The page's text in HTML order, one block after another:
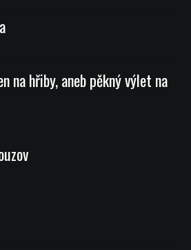
na hřiby, aneb pěkný výlet na